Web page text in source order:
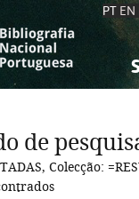
PT EN
de
Colecção: